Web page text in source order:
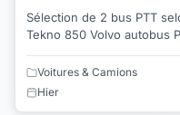
Sélection de 2 bus PTT
Tekno 850 Volvo autobus
Voitures & Camions
Hier